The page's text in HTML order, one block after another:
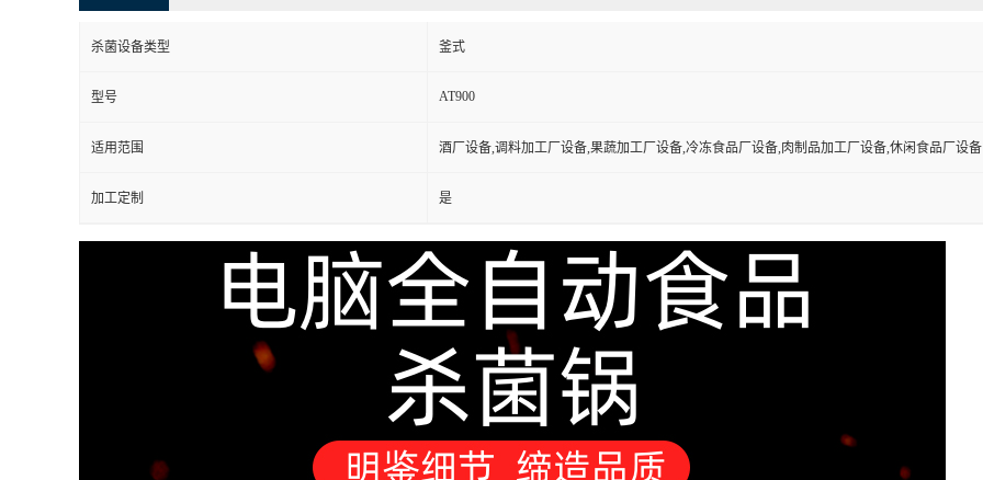
杀菌设备类型 釜式
型号 AT900
适用范围 酒厂设备,调料加工厂设备,果蔬加工厂设备,冷冻食品厂设备,肉制品加工厂设备,休闲食品厂设备
加工定制 是